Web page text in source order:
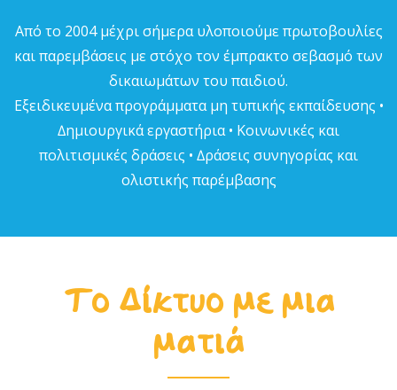
Από το 2004 µέχρι σήµερα υλοποιούµε πρωτοβουλίες
και παρεµβάσεις µε στόχο τον έµπρακτο σεβασµό των
δικαιωµάτων του παιδιού.
Εξειδικευµένα προγράµµατα µη τυπικής εκπαίδευσης •
∆ηµιουργικά εργαστήρια • Κοινωνικές και
πολιτισµικές δράσεις • ∆ράσεις συνηγορίας και
ολιστικής παρέµβασης
Το Δίκτυο με μια
ματιά